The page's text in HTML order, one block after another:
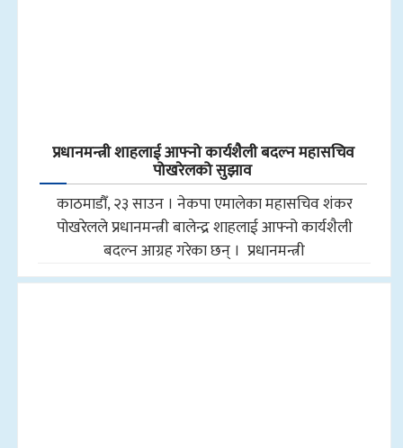
प्रधानमन्त्री शाहलाई आफ्नो कार्यशैली बदल्न महासचिव
पोखरेलको सुझाव
काठमाडौँ, २३ साउन । नेकपा एमालेका महासचिव शंकर
पोखरेलले प्रधानमन्त्री बालेन्द्र शाहलाई आफ्नो कार्यशैली
बदल्न आग्रह गरेका छन् । प्रधानमन्त्री